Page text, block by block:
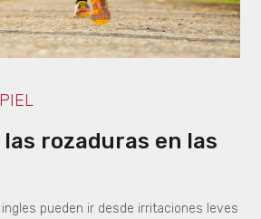
rozaduras en las
pueden ir desde irritaciones leves